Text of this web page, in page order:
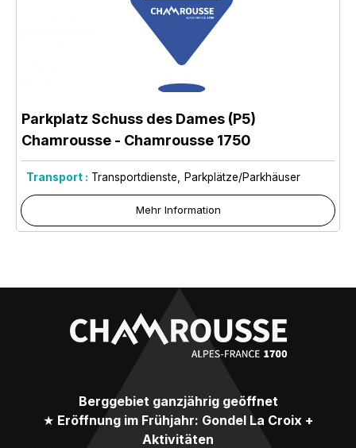
Parkplatz Schuss des Dames (P5)
Chamrousse - Chamrousse 1750
Transport : Transportdienste Parkplätze/Parkhäuser
Mehr Information
Berggebiet ganzjährig geöffnet
★ Eröffnung im Frühjahr: Gondel La Croix +
Aktivitäten